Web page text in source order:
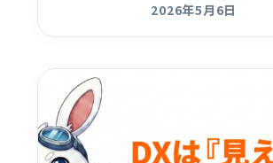
更新日
2026年5月6日